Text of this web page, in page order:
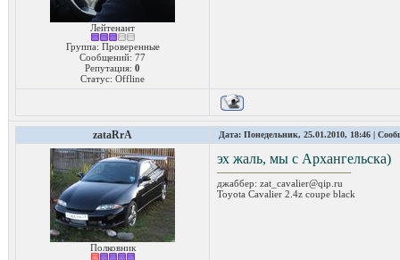
Лейтенант
Группа: Проверенные
Сообщений: 77
Репутация: 0
Статус: Offline
zataRrA Дата: Понедельник, 25.01.2010, 18:46 |
Полковник
эх жаль, мы с Архангельска)
джаббер: zat_cavalier@qip.ru
Toyota Cavalier 2.4z coupe black